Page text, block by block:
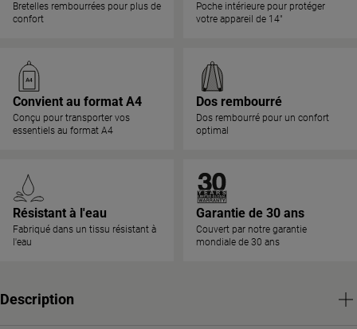
Bretelles rembourrées pour plus de
confort
Poche intérieure pour protéger
votre appareil de 14"
Convient au format A4
Conçu pour transporter vos
essentiels au format A4
Dos rembourré
Dos rembourré pour un confort
optimal
Résistant à l'eau
Fabriqué dans un tissu résistant à
l'eau
Garantie de 30 ans
Couvert par notre garantie
mondiale de 30 ans
Description